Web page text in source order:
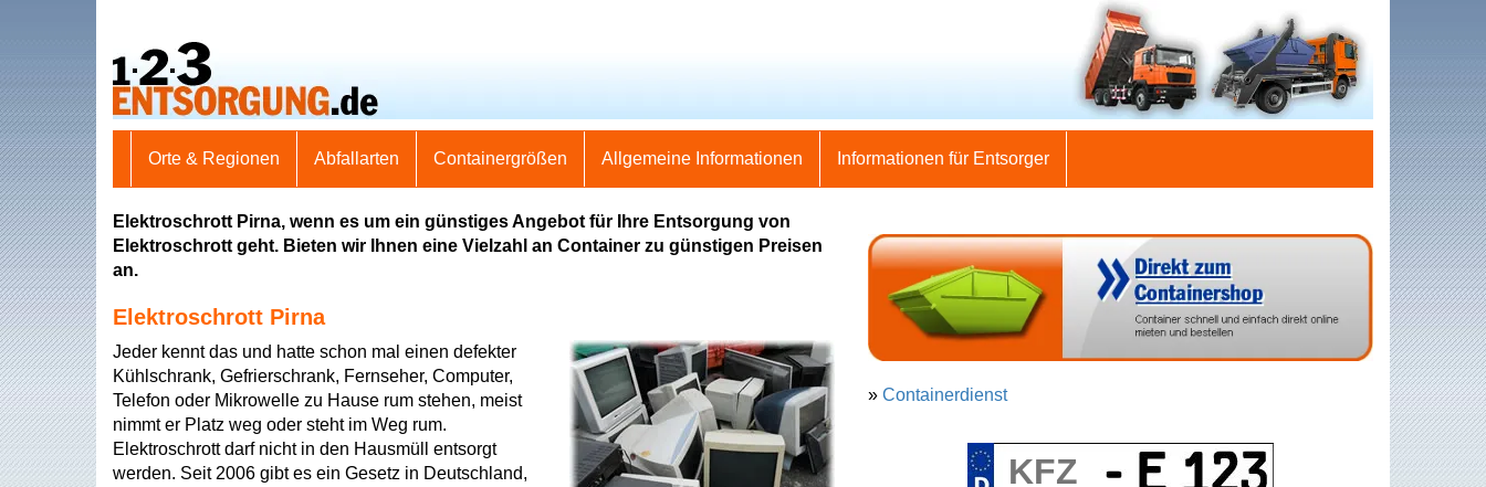
Orte & Regionen Abfallarten Containergrößen Allgemeine Informationen Informationen für Entsorger
Elektroschrott Pirna, wenn es um ein günstiges Angebot für Ihre Entsorgung von
Elektroschrott geht. Bieten wir Ihnen eine Vielzahl an Container zu günstigen Preisen
an.
Elektroschrott Pirna
Jeder kennt das und hatte schon mal einen defekter
Kühlschrank, Gefrierschrank, Fernseher, Computer,
Telefon oder Mikrowelle zu Hause rum stehen, meist
nimmt er Platz weg oder steht im Weg rum.
Elektroschrott darf nicht in den Hausmüll entsorgt
werden. Seit 2006 gibt es ein Gesetz in Deutschland,
» Containerdienst